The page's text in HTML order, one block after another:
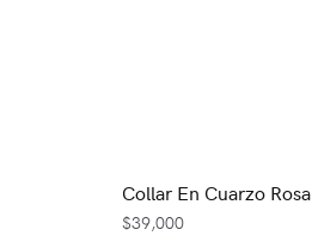
Collar En Cuarzo Rosa
$39,000